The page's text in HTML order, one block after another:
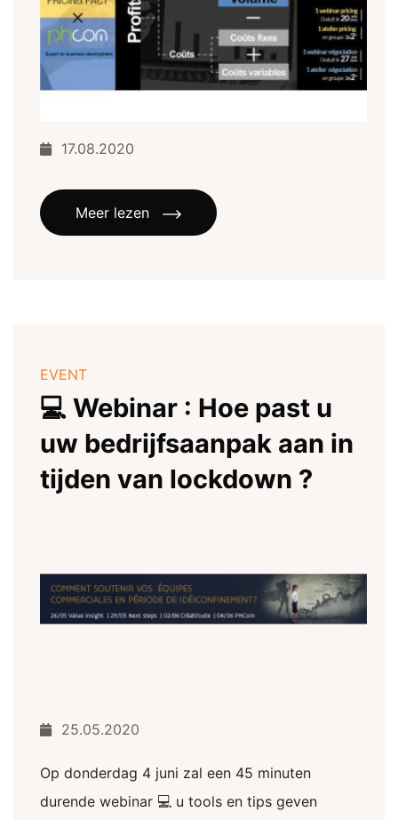
17.08.2020
Meer lezen
EVENT
💻 Webinar : Hoe past u
uw bedrijfsaanpak aan in
tijden van lockdown ?
25.05.2020
Op donderdag 4 juni zal een 45 minuten
durende webinar 💻 u tools en tips geven